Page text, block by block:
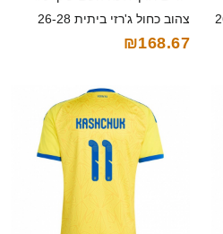
26-28
צהוב כחול ג'רזי ביתית 26-28
חולצה קצרה
₪168.67